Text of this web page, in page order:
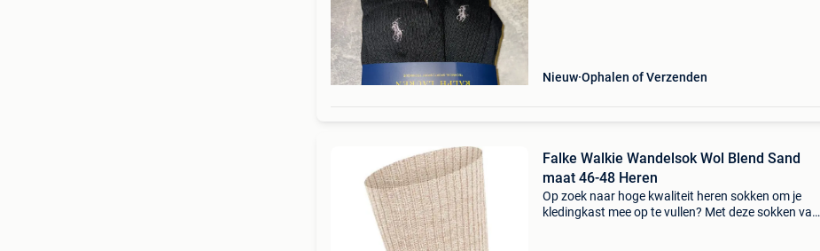
Nieuw Ophalen of Verzenden
Falke Walkie Wandelsok Wol Blend Sand
maat 46-48 Heren
Op zoek naar hoge kwaliteit heren sokken om je
kledingkast mee op te vullen? Met deze sokken van